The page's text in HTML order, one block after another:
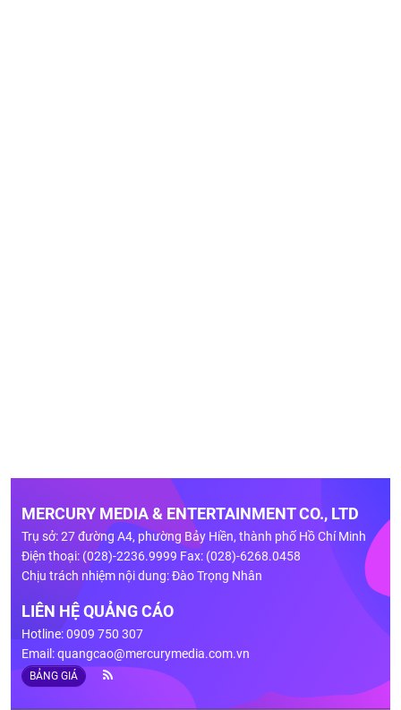
MERCURY MEDIA & ENTERTAINMENT CO., LTD
Trụ sở: 27 đường A4, phường Bảy Hiền, thành phố Hồ Chí Minh
Điện thoại: (028)-2236.9999 Fax: (028)-6268.0458
Chịu trách nhiệm nội dung: Đào Trọng Nhân
LIÊN HỆ QUẢNG CÁO
Hotline: 0909 750 307
Email:quangcao@mercurymedia.com.vn
BẢNG GIÁ